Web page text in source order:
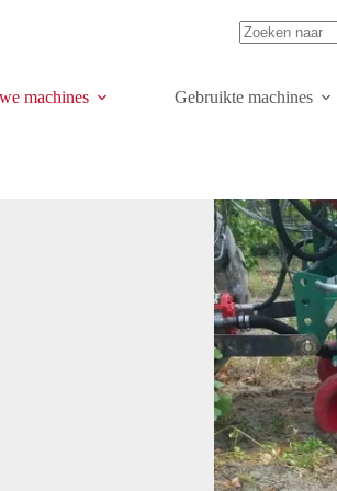
Geen
machines Gebruikte machines